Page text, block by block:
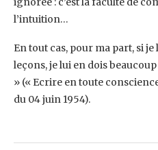
l’intuition…
En tout cas, pour ma part, si
leçons, je lui en dois
» (« Ecrire en toute
du 04 juin 1954).